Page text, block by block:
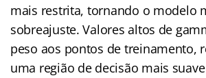
mais restrita, tornando o modelo
sobreajuste. Valores altos de
peso aos pontos de treinamento,
uma região de decisão mais